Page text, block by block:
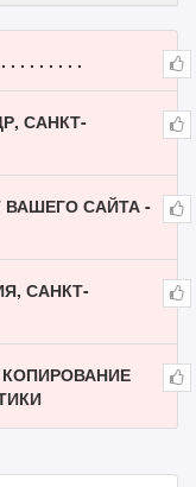
. . . . . . .
САНКТ-
САЙТА -
САНКТ-